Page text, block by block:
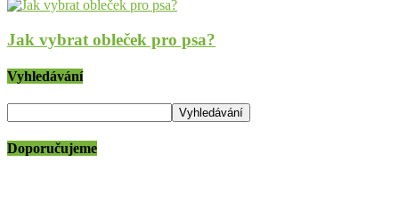
Jak vybrat obleček pro psa?
Vyhledávání
Doporučujeme